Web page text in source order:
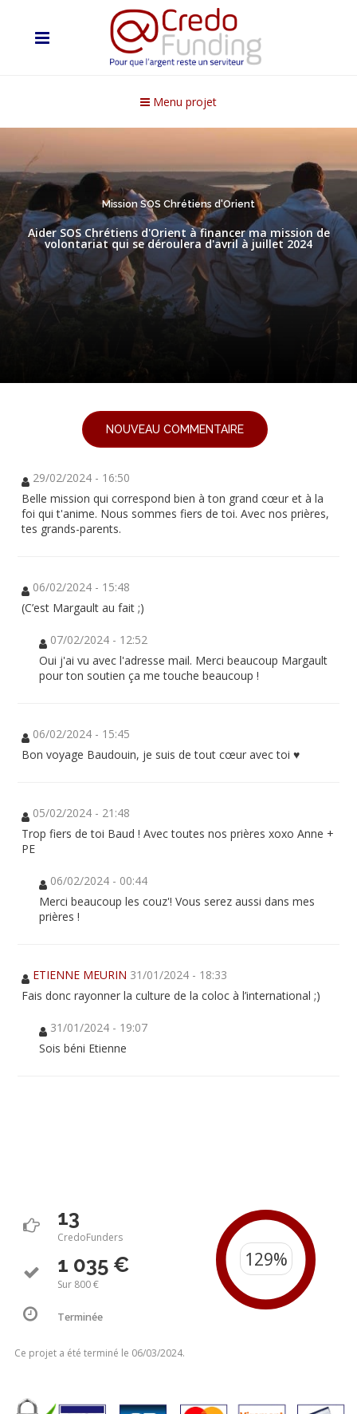
Menu projet
Mission SOS Chrétiens d'Orient
Aider SOS Chrétiens d'Orient à financer ma mission de
volontariat qui se déroulera d'avril à juillet 2024
NOUVEAU COMMENTAIRE
29/02/2024 - 16:50
Belle mission qui correspond bien à ton grand cœur et à la
foi qui t'anime. Nous sommes fiers de toi. Avec nos prières,
tes grands-parents.
06/02/2024 - 15:48
(C’est Margault au fait ;)
07/02/2024 - 12:52
Oui j'ai vu avec l'adresse mail. Merci beaucoup Margault
pour ton soutien ça me touche beaucoup !
06/02/2024 - 15:45
Bon voyage Baudouin, je suis de tout cœur avec toi ♥️
05/02/2024 - 21:48
Trop fiers de toi Baud ! Avec toutes nos prières xoxo Anne +
PE
06/02/2024 - 00:44
Merci beaucoup les couz'! Vous serez aussi dans mes
prières !
ETIENNE MEURIN 31/01/2024 - 18:33
Fais donc rayonner la culture de la coloc à l’international ;)
31/01/2024 - 19:07
Sois béni Etienne
13
CredoFunders
1 035 €
Sur 800 €
Terminée
Ce projet a été terminé le 06/03/2024.